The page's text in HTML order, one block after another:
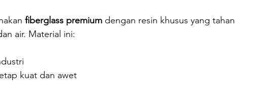
fiberglass premium dengan resin khusus yang tahan
air. Material ini:
kuat dan awet